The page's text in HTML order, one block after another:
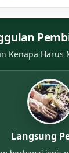
Kenapa Harus
Langsung